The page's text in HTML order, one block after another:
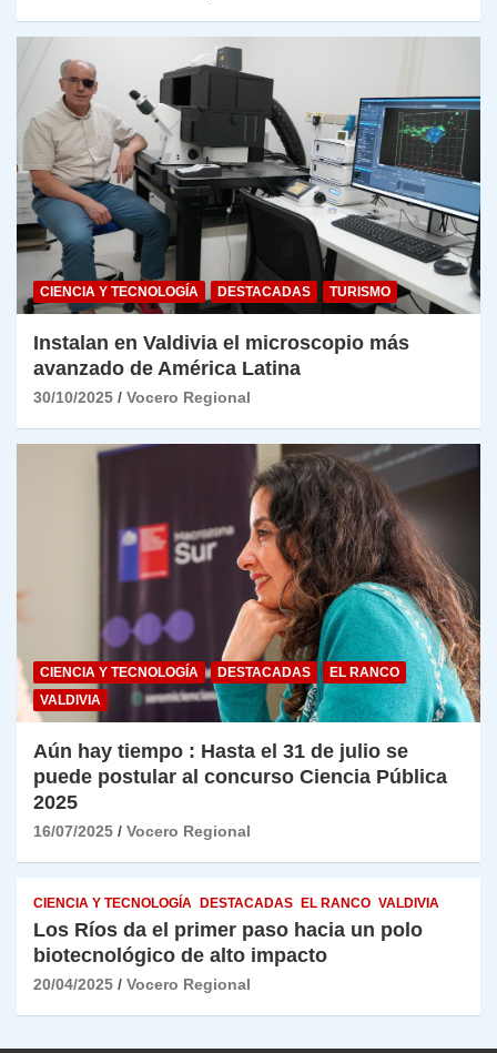
CIENCIA Y TECNOLOGÍA DESTACADAS TURISMO
Instalan en Valdivia el microscopio más
avanzado de América Latina
30/10/2025 Vocero Regional
CIENCIA Y TECNOLOGÍA DESTACADAS
EL RANCO
VALDIVIA
Aún hay tiempo : Hasta el 31 de julio se
puede postular al concurso Ciencia Pública
2025
16/07/2025 Vocero Regional
CIENCIA Y TECNOLOGÍA DESTACADAS EL RANCO VALDIVIA
Los Ríos da el primer paso hacia un polo
biotecnológico de alto impacto
20/04/2025 Vocero Regional